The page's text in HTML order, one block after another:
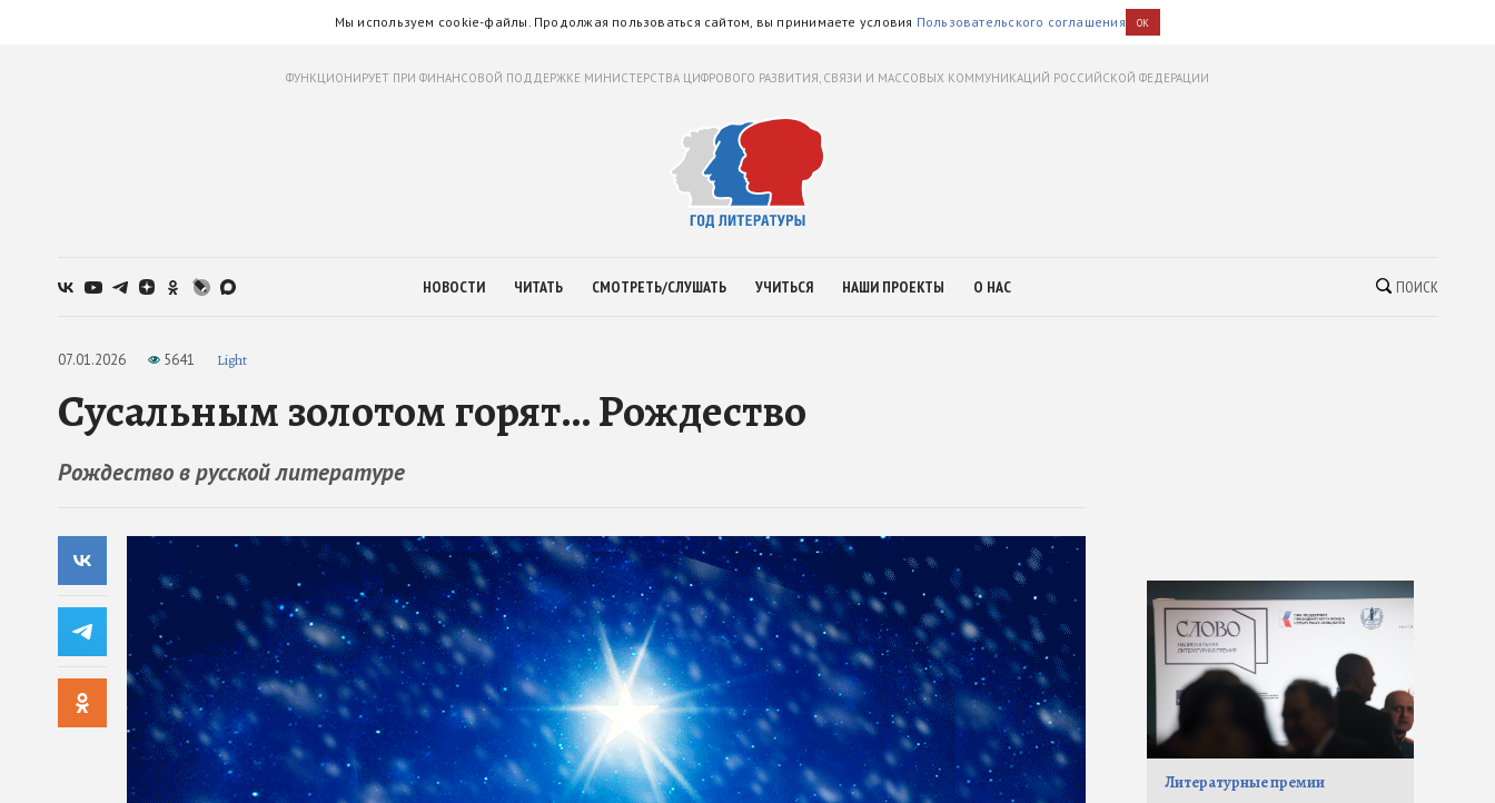
Мы используем cookie-файлы. Продолжая пользоваться сайтом, вы принимаете условия Пользовательского соглашения OK
ФУНКЦИОНИРУЕТ ПРИ ФИНАНСОВОЙ ПОДДЕРЖКЕ МИНИСТЕРСТВА ЦИФРОВОГО РАЗВИТИЯ, СВЯЗИ И МАССОВЫХ КОММУНИКАЦИЙ РОССИЙСКОЙ ФЕДЕРАЦИИ
НОВОСТИ ЧИТАТЬ СМОТРЕТЬ/СЛУШАТЬ УЧИТЬСЯ НАШИ ПРОЕКТЫ О НАС ПОИСК
07.01.2026 5641 Light
Сусальным золотом горят… Рождество
Рождество в русской литературе
Литературные премии